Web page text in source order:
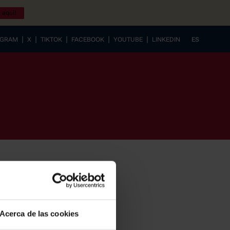
Acerca de las cookies
aquí!
| X | TIKTOK | FACEBOOK | YOUTUBE | LINKEDIN
ES